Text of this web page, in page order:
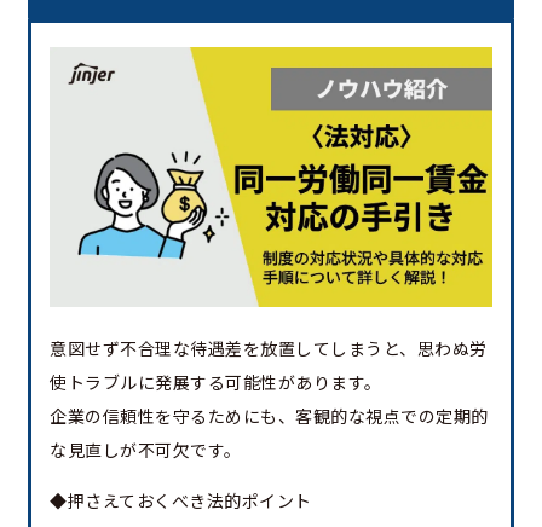
意図せず不合理な待遇差を放置してしまうと、思わぬ労
使トラブルに発展する可能性があります。
企業の信頼性を守るためにも、客観的な視点での定期的
な見直しが不可欠です。
◆押さえておくべき法的ポイント